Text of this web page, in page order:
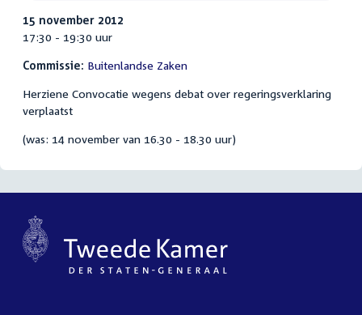
15 november 2012
17:30 - 19:30 uur
Commissie: Buitenlandse Zaken
Herziene Convocatie wegens debat over regeringsverklaring
verplaatst
(was: 14 november van 16.30 - 18.30 uur)